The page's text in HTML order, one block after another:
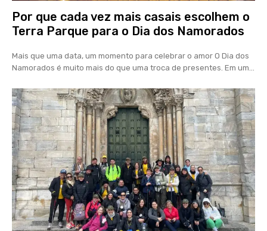
Por que cada vez mais casais escolhem o
Terra Parque para o Dia dos Namorados
Mais que uma data, um momento para celebrar o amor O Dia dos
Namorados é muito mais do que uma troca de presentes. Em um...